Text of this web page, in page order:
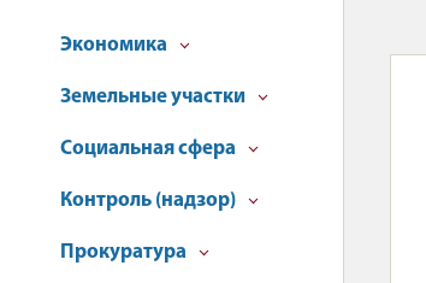
Экономика
Земельные участки
Социальная сфера
Контроль (надзор)
Прокуратура